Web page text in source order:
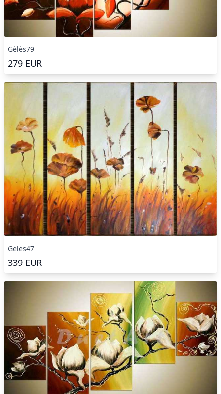
Gėlės79
279 EUR
Gėlės47
339 EUR